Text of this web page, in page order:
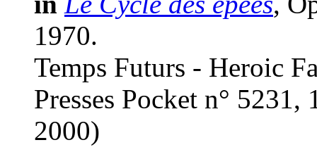
1970.
Temps Futurs - Heroic
Presses Pocket n° 5231,
2000)